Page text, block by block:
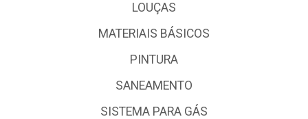
LOUÇAS
MATERIAIS BÁSICOS
PINTURA
SANEAMENTO
SISTEMA PARA GÁS